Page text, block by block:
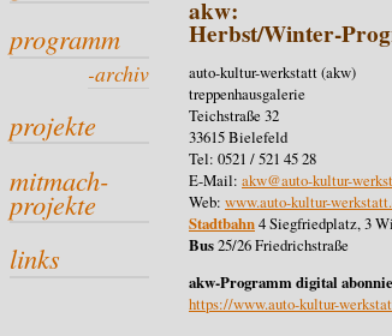
programm
-archiv
projekte
mitmach-
projekte
links
akw:
Herbst/Winter-
auto-kultur-werkstatt (akw)
treppenhausgalerie
Teichstraße 32
33615 Bielefeld
Tel: 0521 / 521 45 28
E-Mail: akw@auto-kultur-
Web: www.auto-kultur-
Stadtbahn4 Siegfriedplatz, 3
Bus25/26 Friedrichstraße
akw-Programm digital
https://www.auto-kultur-